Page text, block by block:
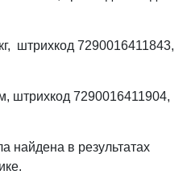
штрихкод 7290016411843,
штрихкод 7290016411904,
найдена в результатах